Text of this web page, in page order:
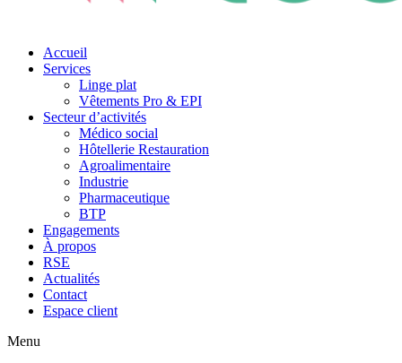
Accueil
Services
Linge plat
Vêtements Pro & EPI
Secteur d’activités
Médico social
Hôtellerie Restauration
Agroalimentaire
Industrie
Pharmaceutique
BTP
Engagements
À propos
RSE
Actualités
Contact
Espace client
Menu